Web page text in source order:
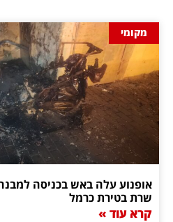
מקומי
אופנוע עלה באש בכניסה
שרת בטירת כרמל
קרא עוד »